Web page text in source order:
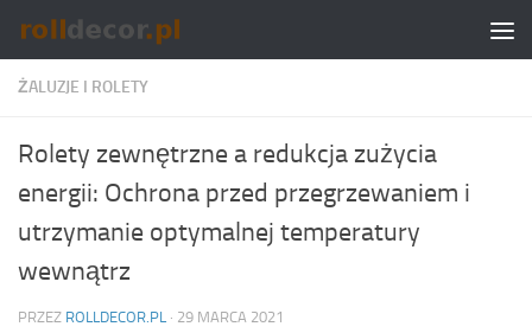
Skip to content
ŻALUZJE I ROLETY
Rolety zewnętrzne a redukcja zużycia
energii: Ochrona przed przegrzewaniem i
utrzymanie optymalnej temperatury
wewnątrz
PRZEZ ROLLDECOR.PL · 29 MARCA 2021